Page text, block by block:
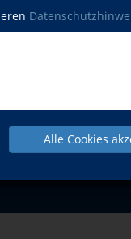
Alle Cookies
AGB